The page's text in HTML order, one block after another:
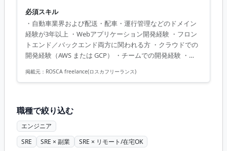
アプリケーションの実装。バックエンドを主軸としつつ、
フロントエンドも含めた開発。アーキテクトやSREメンバー
と連携した品質・運用性改善。マイクロサービスを前提と
したサービス設計。
必須スキル
・自動車業界および配送・配車・運行管理などのドメイン
経験が3年以上 ・Webアプリケーション開発経験 ・フロン
トエンド／バックエンド両方に関われる方 ・クラウドでの
開発経験（AWS または GCP） ・チームでの開発経験 ・
掲載元： ROSCA freelance(ロスカフリーランス)
職種で絞り込む
エンジニア
SRE
SRE × 副業
SRE × リモート/在宅OK